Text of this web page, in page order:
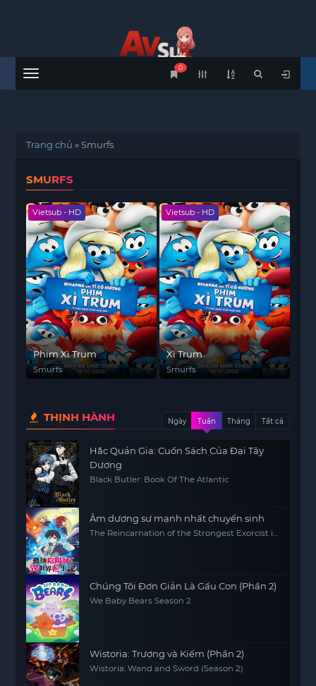
Menu
0
Trang chủ »Smurfs
SMURFS
Vietsub - HD
Phim Xì Trum
Smurfs
Vietsub - HD
Xì Trum
Smurfs
THỊNH HÀNH Ngày Tuần Tháng Tất cả
Hắc Quản Gia: Cuốn Sách Của Đại Tây
Dương
Black Butler: Book Of The Atlantic
Âm dương sư mạnh nhất chuyển sinh
The Reincarnation of the Strongest Exorcist in
Chúng Tôi Đơn Giản Là Gấu Con (Phần 2)
We Baby Bears Season 2
Wistoria: Trượng và Kiếm (Phần 2)
Wistoria: Wand and Sword (Season 2)